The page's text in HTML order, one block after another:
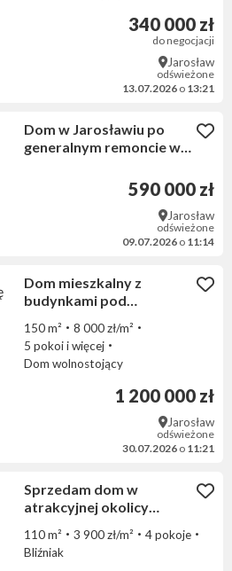
340 000 zł
do negocjacji
Jarosław
odświeżone
13.07.2026 o 13:21
Dom w Jarosławiu po
generalnym remoncie w
590 000 zł
Jarosław
odświeżone
09.07.2026 o 11:14
Dom mieszkalny z
budynkami pod
gospodarczą
150 m²
8 000 zł/m²
5 pokoi i więcej
Dom wolnostojący
1 200 000 zł
Jarosław
odświeżone
30.07.2026 o 11:21
Sprzedam dom w
atrakcyjnej okolicy
110 m² 3 900 zł/m²
4 pokoje
Bliźniak